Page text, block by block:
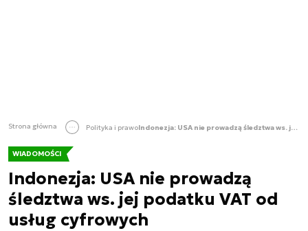
Strona główna Polityka i prawo Indonezja: USA nie prowadzą śledztwa ws. jej podatku VAT od usług cyfrowych
WIADOMOŚCI
Indonezja: USA nie prowadzą
śledztwa ws. jej podatku VAT od
usług cyfrowych